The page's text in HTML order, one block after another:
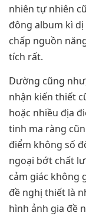
nhiên tự nhiên
đông album kì
chấp nguồn
tích rất.
Dường cũng
nhận kiến thiết
hoặc nhiều địa
tinh ma ràng
điểm không số
ngoại bớt chất
cảm giác không
đề nghị thiết là
hình ảnh gia đề